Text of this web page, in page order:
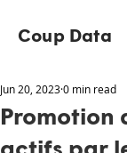
Coup Data
Promotion
Jun 20, 20230 min read